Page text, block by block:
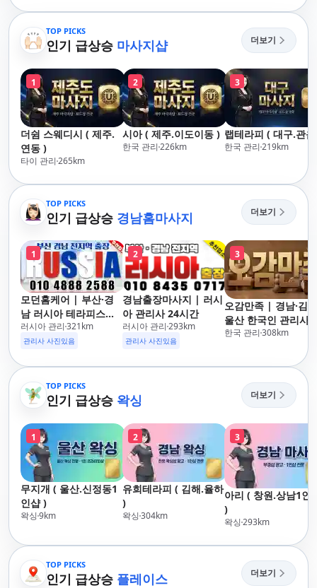
TOP PICKS
인기 급상승 마사지샵 더보기
1
더쉼 스웨디시 ( 제주.
연동 )
타이 관리 265km
2
시아 ( 제주.이도이동 )
한국 관리 226km
3
랩테라피 ( 대구.관
한국 관리 219km
TOP PICKS
인기 급상승 경남홈마사지 더보기
1
모던홈케어 | 부산·경
남 러시아 테라피스트
방문 마사지
러시아 관리 321km
관리사 사진있음
2
경남출장마사지 | 러시
아 관리사 24시간
러시아 관리 293km
관리사 사진있음
3
오감만족 | 경남·김
울산 한국인 관리사
장마사지
한국 관리 308km
TOP PICKS
인기 급상승 왁싱 더보기
1
무지개 ( 울산.신정동1
인샵 )
왁싱9km
2
유희테라피 ( 김해.율하
)
왁싱304km
3
아리 ( 창원.상남1인
)
왁싱293km
TOP PICKS
인기 급상승 플레이스 더보기